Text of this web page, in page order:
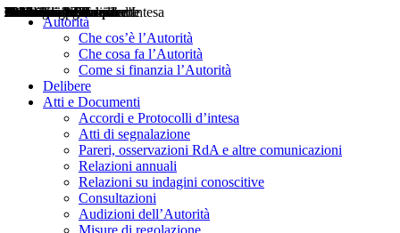
Autorità
Che cos’è l’Autorità
Che cosa fa l’Autorità
Come si finanzia l’Autorità
Delibere
Atti e Documenti
Accordi e Protocolli d’intesa
Atti di segnalazione
Pareri, osservazioni RdA e altre comunicazioni
Relazioni annuali
Relazioni su indagini conoscitive
Consultazioni
Audizioni dell’Autorità
Misure di regolazione
Delibere
Pareri
Consultazioni
Audizioni
Atti di Segnalazione
Accordi e Protocolli d'Intesa
Relazioni annuali
Misure di regolazione
Notizie
Comunicati Stampa
Bollettini ART
Convegni ART
Interviste del Presidente
Articoli in primo piano
Interventi del Presidente
2004
2005
2010
2013
2014
2015
2016
2017
2018
2019
202
2020
2021
2022
2023
2024
2025
2026
Aereo
Marittimo
Terrestre